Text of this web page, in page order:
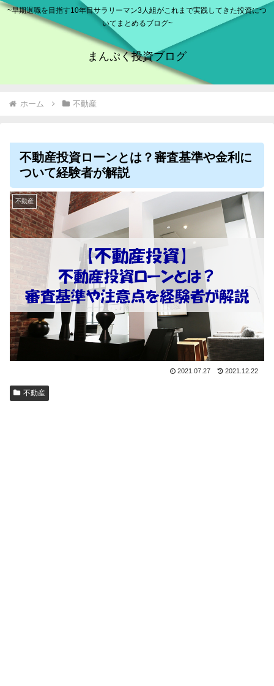
~早期退職を目指す10年目サラリーマン3人組がこれまで実践してきた投資につ
いてまとめるブログ~
まんぷく投資ブログ
ホーム 不動産
不動産投資ローンとは？審査基準や金利に
ついて経験者が解説
不動産
2021.07.27 2021.12.22
不動産